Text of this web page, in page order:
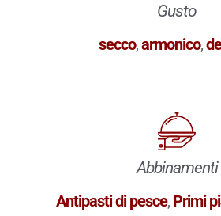
Gusto
secco,armonico,
Abbinamenti
Antipasti di pesce, Primi